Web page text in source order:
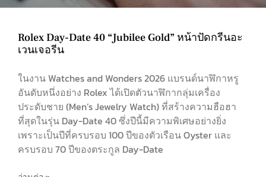
Rolex Day-Date 40 “Jubilee Gold” หน้าปัดกรีนอะ
เวนเจอรีน
ในงาน Watches and Wonders 2026 แบรนด์นาฬิกาหรู
อันดับหนึ่งอย่าง Rolex ได้เปิดตัวนาฬิกากลุ่มเครื่อง
ประดับชาย (Men’s Jewelry Watch) ที่สร้างความฮือฮา
ที่สุดในรุ่น Day-Date 40 ซึ่งปีนี้มีความพิเศษอย่างยิ่ง
เพราะเป็นปีที่ครบรอบ 100 ปีของตัวเรือน Oyster และ
ครบรอบ 70 ปีของตระกูล Day-Date